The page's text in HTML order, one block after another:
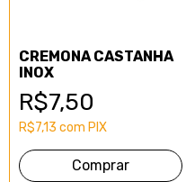
CREMONA CASTANHA
INOX
R$7,50
R$7,13 com PIX